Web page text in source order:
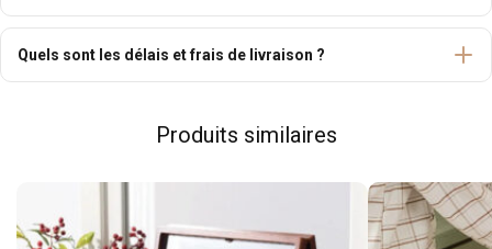
Quels sont les délais et frais de livraison ?
Produits similaires